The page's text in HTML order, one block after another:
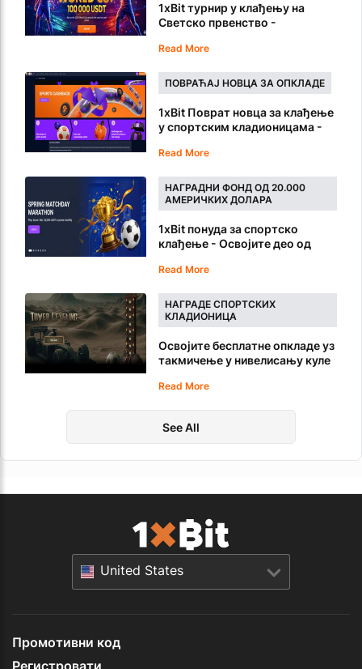
1xBit турнир у клађењу на
Светско првенство -
USDT
Read More
ПОВРАЋАЈ НОВЦА ЗА ОПКЛАДЕ
1xBit Поврат новца за клађење
у спортским кладионицама -
опкладу
Read More
НАГРАДНИ ФОНД ОД 20.000
АМЕРИЧКИХ ДОЛАРА
1xBit понуда за спортско
клађење - Освојите део од
Read More
НАГРАДЕ СПОРТСКИХ
КЛАДИОНИЦА
Освојите бесплатне опкладе уз
такмичење у нивелисању куле
Read More
See All
United States
Промотивни код